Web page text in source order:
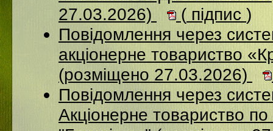
27.03.2026)
( підпис )
Повідомлення через
акціонерне товариство
(розміщено 27.03.2026)
Повідомлення через
Акцiонерне товариство по